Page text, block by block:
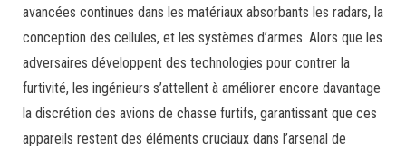
avancées continues dans les matériaux absorbants les radars, la
conception des cellules, et les systèmes d’armes. Alors que les
adversaires développent des technologies pour contrer la
furtivité, les ingénieurs s’attellent à améliorer encore davantage
la discrétion des avions de chasse furtifs, garantissant que ces
appareils restent des éléments cruciaux dans l’arsenal de